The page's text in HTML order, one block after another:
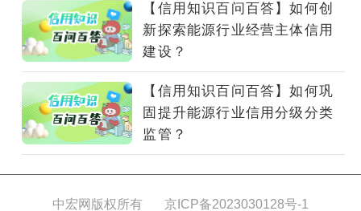
【信用知识百问百答】如何创
新探索能源行业经营主体信用
建设？
【信用知识百问百答】如何巩
固提升能源行业信用分级分类
监管？
中宏网版权所有 京ICP备2023030128号-1